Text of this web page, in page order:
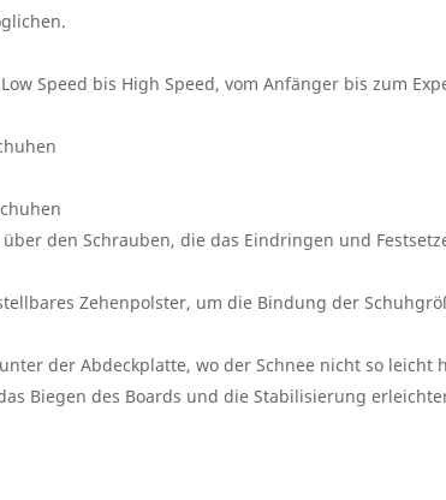
Speed bis High Speed, vom Anfänger bis zum
den Schrauben, die das Eindringen und
Zehenpolster, um die Bindung der
der Abdeckplatte, wo der Schnee nicht so leicht
Biegen des Boards und die Stabilisierung